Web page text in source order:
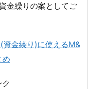
金繰りの案としてご
金繰り)に使えるM&
め